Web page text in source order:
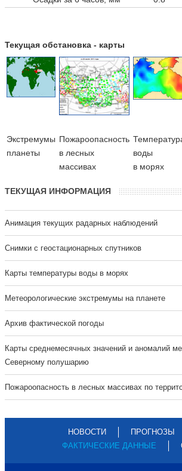
Текущая обстановка - карты
Экстремумы
планеты
Пожароопасность
в лесных
массивах
воды
в морях
ТЕКУЩАЯ ИНФОРМАЦИЯ
Анимация текущих радарных наблюдений
Cнимки с геостационарных спутников
Карты температуры воды в морях
Метеорологические экстремумы на планете
Архив фактической погоды
Карты среднемесячных значений и аномалий
Северному полушарию
Пожароопасность в лесных массивах по
НОВОСТИ
ПРОГНОЗЫ
ФАКТИЧЕСКИЕ ДАННЫЕ